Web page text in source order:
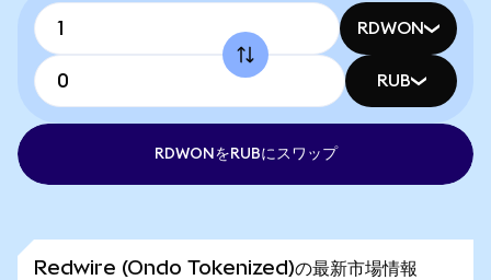
RDWON
RUB
RDWONをRUBにスワップ
Redwire (Ondo Tokenized)の最新市場情報